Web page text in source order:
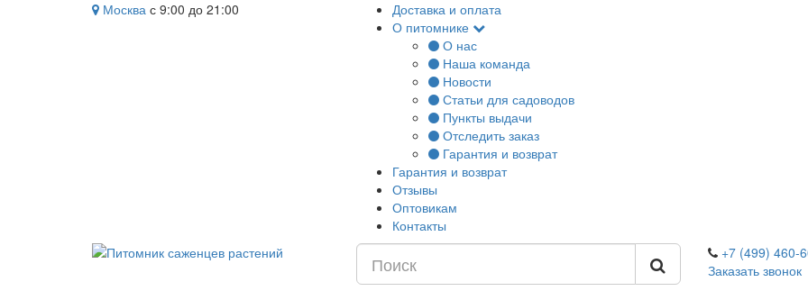
Москва с 9:00 до 21:00
Доставка и оплата
О питомнике
О нас
Наша команда
Новости
Статьи для садоводов
Пункты выдачи
Отследить заказ
Гарантия и возврат
Гарантия и возврат
Отзывы
Оптовикам
Контакты
+7 (499) 460-
Заказать звонок